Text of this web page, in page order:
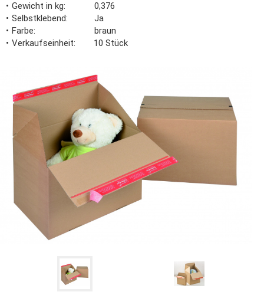
Gewicht in kg
0,376
Selbstklebend
Ja
Farbe
braun
Verkaufseinheit
10 Stück